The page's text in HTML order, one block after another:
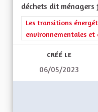
déchets dit
Filtrer les résultats de
Les transitions
environnementales et
CRÉÉ LE
06/05/2023